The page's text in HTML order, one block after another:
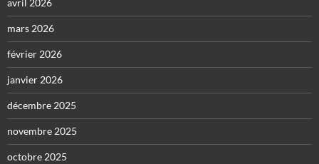
avril 2026
mars 2026
février 2026
janvier 2026
décembre 2025
novembre 2025
octobre 2025